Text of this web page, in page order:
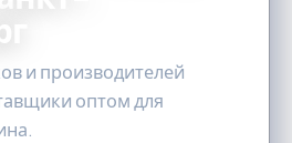
и производителей
оптом для